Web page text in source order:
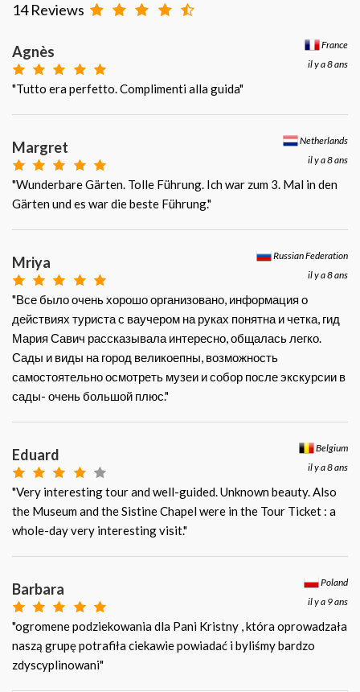
14 Reviews
France
il y a 8 ans
Agnès
"Tutto era perfetto. Complimenti alla guida"
Netherlands
il y a 8 ans
Margret
"Wunderbare Gärten. Tolle Führung. Ich war zum 3. Mal in den
Gärten und es war die beste Führung."
Russian Federation
il y a 8 ans
Mriya
"Все было очень хорошо организовано, информация о
действиях туриста с ваучером на руках понятна и четка, гид
Мария Савич рассказывала интересно, общалась легко.
Сады и виды на город великоепны, возможность
самостоятельно осмотреть музеи и собор после экскурсии в
сады- очень большой плюс."
Belgium
il y a 8 ans
Eduard
"Very interesting tour and well-guided. Unknown beauty. Also
the Museum and the Sistine Chapel were in the Tour Ticket : a
whole-day very interesting visit."
Poland
il y a 9 ans
Barbara
"ogromene podziekowania dla Pani Kristny , która oprowadzała
naszą grupę potrafiła ciekawie powiadać i byliśmy bardzo
zdyscyplinowani"